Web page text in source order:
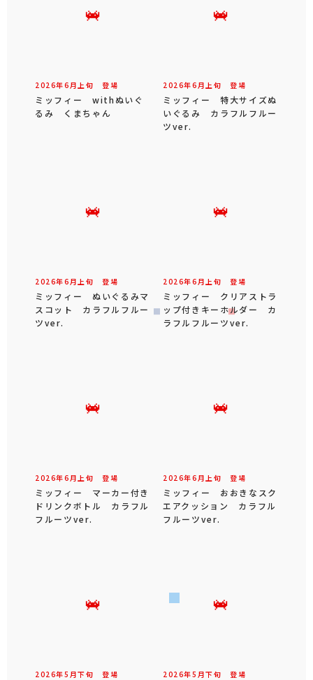
2026年6 月 上旬 登場
ミッフィー withぬいぐ
るみ くまちゃん
2026年6 月 上旬 登場
ミッフィー 特大サイズぬ
いぐるみ カラフルフルー
ツver.
2026年6 月 上旬 登場
ミッフィー ぬいぐるみマ
スコット カラフルフルー
ツver.
2026年6 月 上旬 登場
ミッフィー クリアストラ
ップ付きキーホルダー カ
ラフルフルーツver.
2026年6 月 上旬 登場
ミッフィー マーカー付き
ドリンクボトル カラフル
フルーツver.
2026年6 月 上旬 登場
ミッフィー おおきなスク
エアクッション カラフル
フルーツver.
2026年5 月下旬 登場 2026年5 月下旬 登場